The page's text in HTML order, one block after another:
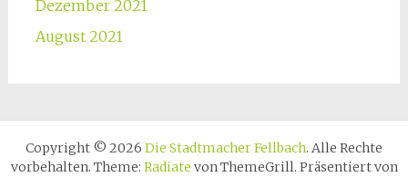
Dezember 2021
August 2021
Copyright © 2026 Die Stadtmacher Fellbach. Alle Rechte
vorbehalten. Theme: Radiate von ThemeGrill. Präsentiert von